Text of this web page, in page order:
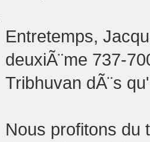
Entretemps,
deuxiÃ¨me 737-
Tribhuvan dÃ¨s
Nous profitons du